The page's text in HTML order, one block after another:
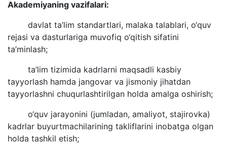
Akademiyaning vazifalari:
davlat ta’lim standartlari, malaka talablari, o‘quv
rejasi va dasturlariga muvofiq o‘qitish sifatini
ta’minlash;
ta’lim tizimida kadrlarni maqsadli kasbiy
tayyorlash hamda jangovar va jismoniy jihatdan
tayyorlashni chuqurlashtirilgan holda amalga oshirish;
o‘quv jarayonini (jumladan, amaliyot, stajirovka)
kadrlar buyurtmachilarining takliflarini inobatga olgan
holda tashkil etish;